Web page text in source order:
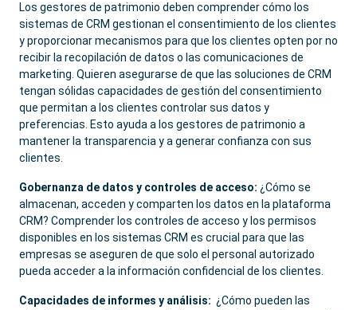
Los gestores de patrimonio deben comprender cómo los
sistemas de CRM gestionan el consentimiento de los clientes
y proporcionar mecanismos para que los clientes opten por no
recibir la recopilación de datos o las comunicaciones de
marketing. Quieren asegurarse de que las soluciones de CRM
tengan sólidas capacidades de gestión del consentimiento
que permitan a los clientes controlar sus datos y
preferencias. Esto ayuda a los gestores de patrimonio a
mantener la transparencia y a generar confianza con sus
clientes.
Gobernanza de datos y controles de acceso: ¿Cómo se
almacenan, acceden y comparten los datos en la plataforma
CRM? Comprender los controles de acceso y los permisos
disponibles en los sistemas CRM es crucial para que las
empresas se aseguren de que solo el personal autorizado
pueda acceder a la información confidencial de los clientes.
Capacidades de informes y análisis: ¿Cómo pueden las